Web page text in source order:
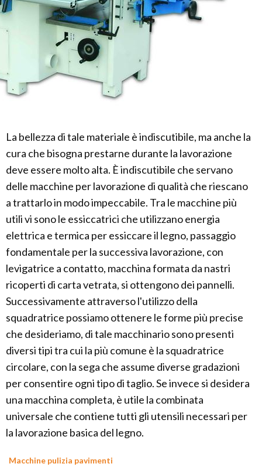
La bellezza di tale materiale è indiscutibile, ma anche la
cura che bisogna prestarne durante la lavorazione
deve essere molto alta. È indiscutibile che servano
delle macchine per lavorazione di qualità che riescano
a trattarlo in modo impeccabile. Tra le macchine più
utili vi sono le essiccatrici che utilizzano energia
elettrica e termica per essiccare il legno, passaggio
fondamentale per la successiva lavorazione, con
levigatrice a contatto, macchina formata da nastri
ricoperti di carta vetrata, si ottengono dei pannelli.
Successivamente attraverso l'utilizzo della
squadratrice possiamo ottenere le forme più precise
che desideriamo, di tale macchinario sono presenti
diversi tipi tra cui la più comune è la squadratrice
circolare, con la sega che assume diverse gradazioni
per consentire ogni tipo di taglio. Se invece si desidera
una macchina completa, è utile la combinata
universale che contiene tutti gli utensili necessari per
la lavorazione basica del legno.
Macchine pulizia pavimenti